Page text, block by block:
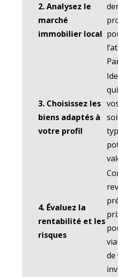
2. Analysez le
marché
immobilier local
3. Choisissez les
biens adaptés à
votre profil
4. Évaluez la
rentabilité et les
risques
de